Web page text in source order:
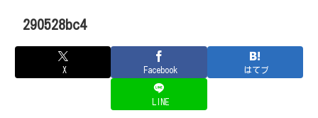
290528bc4
X Facebook はてブ
LINE